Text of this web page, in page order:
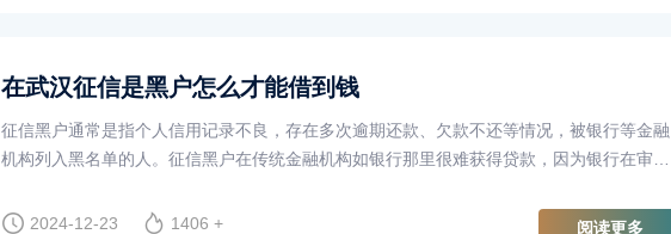
在武汉征信是黑户怎么才能借到钱
征信黑户通常是指个人信用记录不良，存在多次逾期还款、欠款不还等情况，被银行等金融
机构列入黑名单的人。征信黑户在传统金融机构如银行那里很难获得贷款，因为银行在审批
2024-12-23
1406 + 阅读更多